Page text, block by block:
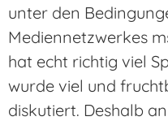
unter den
Mediennetzwerkes
hat echt richtig viel
wurde viel und
diskutiert. Deshalb